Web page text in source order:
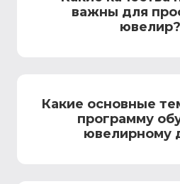
важны для профессии
ювелир?
Какие основные
программу
ювелирному